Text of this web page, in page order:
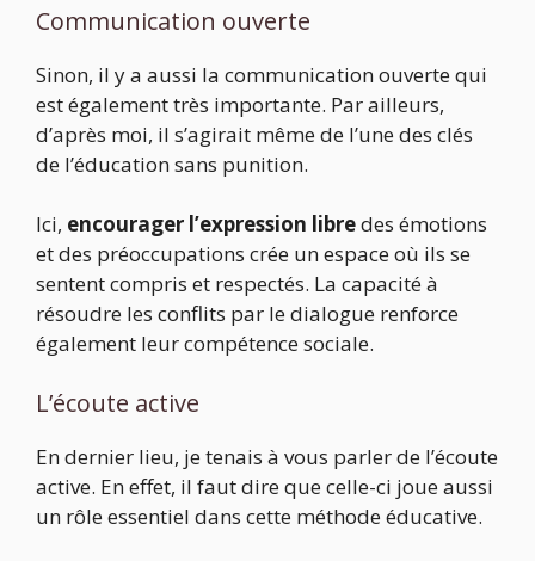
Communication ouverte
Sinon, il y a aussi la communication ouverte qui
est également très importante. Par ailleurs,
d’après moi, il s’agirait même de l’une des clés
de l’éducation sans punition.
Ici, encourager l’expression libredes émotions
et des préoccupations crée un espace où ils se
sentent compris et respectés. La capacité à
résoudre les conflits par le dialogue renforce
également leur compétence sociale.
L’écoute active
En dernier lieu, je tenais à vous parler de l’écoute
active. En effet, il faut dire que celle-ci joue aussi
un rôle essentiel dans cette méthode éducative.